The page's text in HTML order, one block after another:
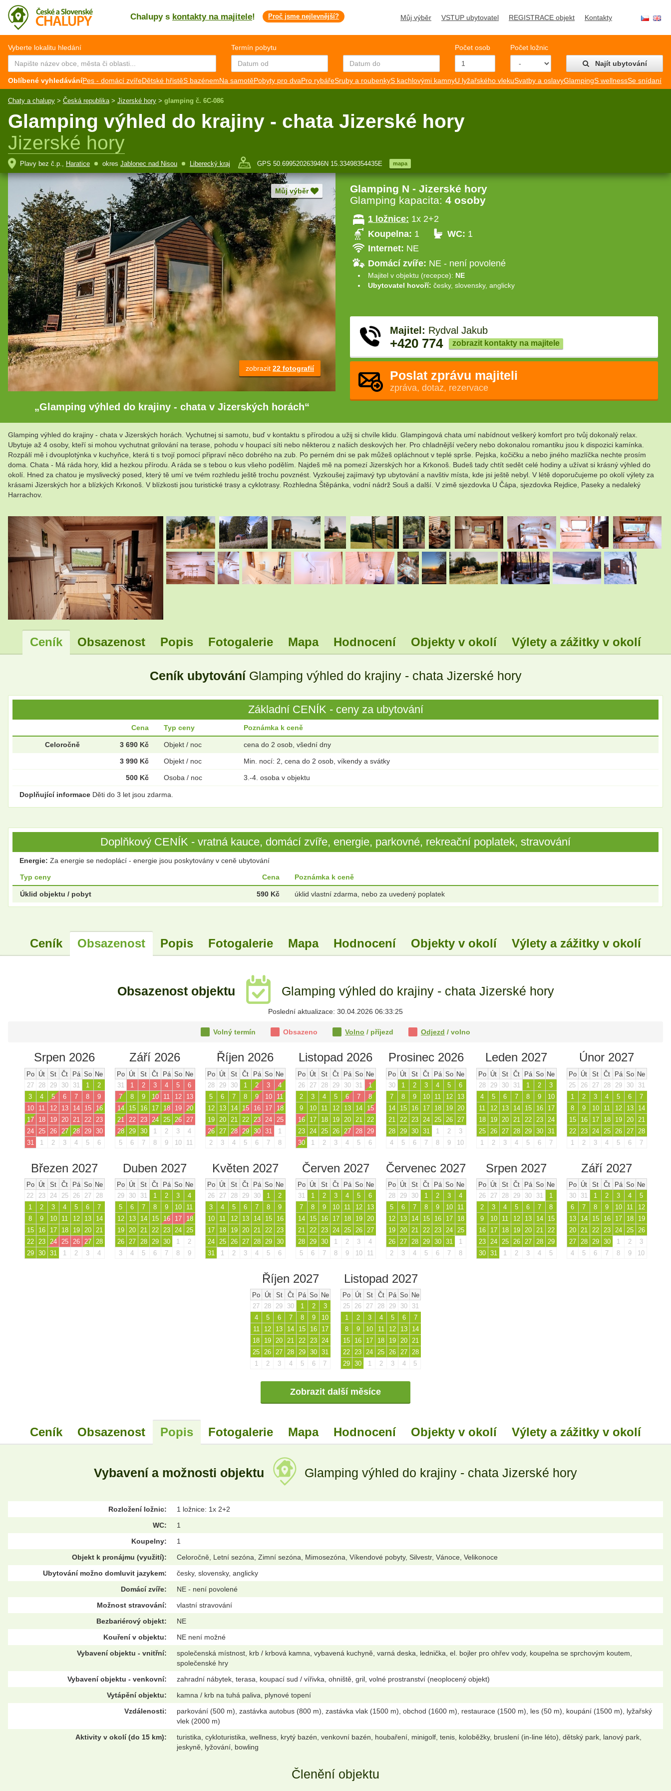
Chalupy s kontakty na majitele! Proč jsme nejlevnější? Můj výběr VSTUP ubytovatel REGISTRACE objekt Kontakty
CZ EN
Vyberte lokalitu hledání Termín pobytu Počet osob
Počet ložnic
Najít ubytování
Oblíbené vyhledáváníPes - domácí zvířeDětské hřistěS bazénemNa samotěPobyty pro dvaPro rybářeSruby a roubenkyS kachlovými kamnyU lyžařského vlekuSvatby a oslavyGlampingS wellnessSe snídaní
Chaty a chalupy > Česká republika > Jizerské hory > glamping č. 6C-086
Glamping výhled do krajiny - chata Jizerské hory
Jizerské hory
Plavy bez č.p., Haratice okres Jablonec nad Nisou Liberecký kraj GPS 50.699520263946N 15.33498354435E mapa
Můj výběr
zobrazit 22 fotografií
„Glamping výhled do krajiny - chata v Jizerských horách“
Glamping N - Jizerské hory
Glamping kapacita: 4 osoby
1 ložnice: 1x 2+2
Koupelna: 1 WC: 1
Internet: NE
Domácí zvíře: NE - není povolené
Majitel v objektu (recepce): NE
Ubytovatel hovoří: česky, slovensky, anglicky
Majitel: Rydval Jakub
+420 774 zobrazit kontakty na majitele
Poslat zprávu majiteli
zpráva, dotaz, rezervace
Glamping výhled do krajiny - chata v Jizerských horách. Vychutnej si samotu, buď v kontaktu s přírodou a užij si chvíle klidu. Glampingová chata umí nabídnout veškerý komfort pro tvůj dokonalý relax.
Ubytuje až 4 osoby, kteří si mohou vychutnat grilování na terase, pohodu v houpací síti nebo některou z našich deskových her. Pro chladnější večery nebo dokonalou romantiku jsou k dispozici kamínka.
Rozpálí mě i dvouplotýnka v kuchyňce, která ti s tvojí pomocí připraví něco dobrého na zub. Po perném dni se pak můžeš opláchnout v teplé sprše. Pejska, kočičku a nebo jiného mazlíčka nechte prosím
doma. Chata - Má ráda hory, klid a hezkou přírodu. A ráda se s tebou o kus všeho podělím. Najdeš mě na pomezí Jizerských hor a Krkonoš. Budeš tady chtít sedět celé hodiny a užívat si krásný výhled do
okolí. Hned za chatou je myslivecký posed, který tě umí ve tvém rozhledu ještě trochu povznést. Vyzkoušej zajímavý typ ubytování a navštiv místa, kde jsi ještě nebyl. V létě doporučujeme po okolí výlety za
krásami Jizerských hor a blízkých Krkonoš. V blízkosti jsou turistické trasy a cyklotrasy. Rozhledna Štěpánka, vodní nádrž Souš a další. V zimě sjezdovka U Čápa, sjezdovka Rejdice, Paseky a nedaleký
Harrachov.
Ceník Obsazenost Popis Fotogalerie Mapa Hodnocení Objekty v okolí Výlety a zážitky v okolí
Ceník ubytování Glamping výhled do krajiny - chata Jizerské hory
Základní CENÍK - ceny za ubytování
Cena Typ ceny Poznámka k ceně
Celoročně 3 690 Kč Objekt / noc cena do 2 osob, všední dny
3 990 Kč Objekt / noc Min. nocí: 2, cena do 2 osob, víkendy a svátky
500 Kč Osoba / noc 3.-4. osoba v objektu
Doplňující informace Děti do 3 let jsou zdarma.
Doplňkový CENÍK - vratná kauce, domácí zvíře, energie, parkovné, rekreační poplatek, stravování
Energie: Za energie se nedoplácí - energie jsou poskytovány v ceně ubytování
Typ ceny Cena Poznámka k ceně
Úklid objektu / pobyt 590 Kč úklid vlastní zdarma, nebo za uvedený poplatek
Ceník Obsazenost Popis Fotogalerie Mapa Hodnocení Objekty v okolí Výlety a zážitky v okolí
Obsazenost objektu Glamping výhled do krajiny - chata Jizerské hory
Poslední aktualizace: 30.04.2026 06:33:25
Volný termín Obsazeno Volno / příjezd Odjezd / volno
Srpen 2026
Po Út St Čt Pá So Ne
27
28 29 30 31 1
2
3
4 5 6 7 8
9
10
11 12 13 14 15
16
17
18 19 20 21 22
23
24
25 26 27 28 29
30
31
1 2 3 4 5 6
Září 2026
Po Út St Čt Pá So Ne
31
1 2 3 4 5
6
7
8 9 10 11 12
13
14
15 16 17 18 19
20
21
22 23 24 25 26
27
28
29 30 1 2 3
4
5
6 7 8 9 10 11
Říjen 2026
Po Út St Čt Pá So Ne
28
29 30 1 2 3
4
5
6 7 8 9 10
11
12
13 14 15 16 17
18
19
20 21 22 23 24
25
26
27 28 29 30 31
1
2
3 4 5 6 7 8
Listopad 2026
Po Út St Čt Pá So Ne
26
27 28 29 30 31
1
2
3 4 5 6 7
8
9
10 11 12 13 14
15
16
17 18 19 20 21
22
23
24 25 26 27 28
29
30
1 2 3 4 5 6
Prosinec 2026
Po Út St Čt Pá So Ne
30
1 2 3 4 5
6
7
8 9 10 11 12
13
14
15 16 17 18 19
20
21
22 23 24 25 26
27
28
29 30 31 1 2
3
4
5 6 7 8 9 10
Leden 2027
Po Út St Čt Pá So Ne
28
29 30 31 1 2
3
4
5 6 7 8 9
10
11
12 13 14 15 16
17
18
19 20 21 22 23
24
25
26 27 28 29 30
31
1
2 3 4 5 6 7
Únor 2027
Po Út St Čt Pá So Ne
25
26 27 28 29 30
31
1
2 3 4 5 6
7
8
9 10 11 12 13
14
15
16 17 18 19 20
21
22
23 24 25 26 27
28
1
2 3 4 5 6 7
Březen 2027
Po Út St Čt Pá So Ne
22
23 24 25 26 27
28
1
2 3 4 5 6
7
8
9 10 11 12 13
14
15
16 17 18 19 20
21
22
23 24 25 26 27
28
29
30 31 1 2 3 4
Duben 2027
Po Út St Čt Pá So Ne
29
30 31 1 2 3
4
5
6 7 8 9 10
11
12
13 14 15 16 17
18
19
20 21 22 23 24
25
26
27 28 29 30 1
2
3
4 5 6 7 8 9
Květen 2027
Po Út St Čt Pá So Ne
26
27 28 29 30 1
2
3
4 5 6 7 8
9
10
11 12 13 14 15
16
17
18 19 20 21 22
23
24
25 26 27 28 29
30
31
1 2 3 4 5 6
Červen 2027
Po Út St Čt Pá So Ne
31
1 2 3 4 5
6
7
8 9 10 11 12
13
14
15 16 17 18 19
20
21
22 23 24 25 26
27
28
29 30 1 2 3
4
5
6 7 8 9 10 11
Červenec 2027
Po Út St Čt Pá So Ne
28
29 30 1 2 3
4
5
6 7 8 9 10
11
12
13 14 15 16 17
18
19
20 21 22 23 24
25
26
27 28 29 30 31
1
2
3 4 5 6 7 8
Srpen 2027
Po Út St Čt Pá So Ne
26
27 28 29 30 31
1
2
3 4 5 6 7
8
9
10 11 12 13 14
15
16
17 18 19 20 21
22
23
24 25 26 27 28
29
30
31 1 2 3 4 5
Září 2027
Po Út St Čt Pá So Ne
30
31 1 2 3 4
5
6
7 8 9 10 11
12
13
14 15 16 17 18
19
20
21 22 23 24 25
26
27
28 29 30 1 2
3
4
5 6 7 8 9 10
Říjen 2027
Po Út St Čt Pá So Ne
27
28 29 30 1 2
3
4
5 6 7 8 9
10
11
12 13 14 15 16
17
18
19 20 21 22 23 24
25 26 27 28 29 30 31
1
2 3 4 5 6 7
Listopad 2027
Po Út St Čt Pá So Ne
25
26 27 28 29 30
31
1
2 3 4 5 6
7
8
9 10 11 12 13
14
15
16 17 18 19 20 21
22 23 24 25 26 27 28
29 30 1 2 3 4 5
Zobrazit další měsíce
Ceník Obsazenost Popis Fotogalerie Mapa Hodnocení Objekty v okolí Výlety a zážitky v okolí
Vybavení a možnosti objektu Glamping výhled do krajiny - chata Jizerské hory
Rozložení ložnic:
1 ložnice: 1x 2+2
WC:
1
Koupelny:
1
Objekt k pronájmu (využití):
Celoročně, Letní sezóna, Zimní sezóna, Mimosezóna, Víkendové pobyty, Silvestr, Vánoce, Velikonoce
Ubytování možno domluvit jazykem:
česky, slovensky, anglicky
Domácí zvíře:
NE - není povolené
Možnost stravování:
vlastní stravování
Bezbariérový objekt:
NE
Kouření v objektu:
NE není možné
Vybavení objektu - vnitřní:
společenská místnost, krb / krbová kamna, vybavená kuchyně, varná deska, lednička, el. bojler pro ohřev vody, koupelna se sprchovým koutem,
společenské hry
Vybavení objektu - venkovní:
zahradní nábytek, terasa, koupací sud / vířivka, ohniště, gril, volné prostranství (neoplocený objekt)
Vytápění objektu:
kamna / krb na tuhá paliva, plynové topení
Vzdálenosti:
parkování (500 m), zastávka autobus (800 m), zastávka vlak (1500 m), obchod (1600 m), restaurace (1500 m), les (50 m), koupání (1500 m), lyžařský
vlek (2000 m)
Aktivity v okolí (do 15 km):
turistika, cykloturistika, wellness, krytý bazén, venkovní bazén, houbaření, minigolf, tenis, koloběžky, bruslení (in-line léto), dětský park, lanový park,
jeskyně, lyžování, bowling
Členění objektu